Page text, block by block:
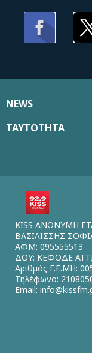
NEWS
ΤΑΥΤΟΤΗΤΑ
KISS ΑΝΩΝΥΜΗ
ΒΑΣΙΛΙΣΣΗΣ
ΑΦΜ: 095555513
ΔΟΥ: ΚΕΦΟΔΕ
Αριθμός Γ.Ε.ΜΗ:
Τηλέφωνο:
Email: